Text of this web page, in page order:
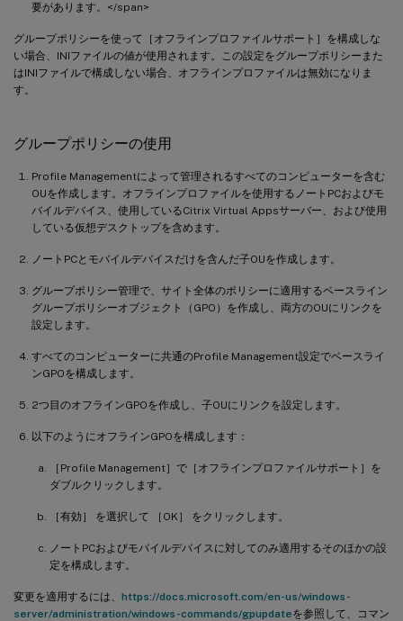
要があります。</span>
グループポリシーを使って［オフラインプロファイルサポート］を構成しな
い場合、INIファイルの値が使用されます。この設定をグループポリシーまた
はINIファイルで構成しない場合、オフラインプロファイルは無効になりま
す。
グループポリシーの使用
Profile Managementによって管理されるすべてのコンピューターを含む
OUを作成します。オフラインプロファイルを使用するノートPCおよびモ
バイルデバイス、使用しているCitrix Virtual Appsサーバー、および使用
している仮想デスクトップを含めます。
ノートPCとモバイルデバイスだけを含んだ子OUを作成します。
グループポリシー管理で、サイト全体のポリシーに適用するベースライン
グループポリシーオブジェクト（GPO）を作成し、両方のOUにリンクを
設定します。
すべてのコンピューターに共通のProfile Management設定でベースライ
ンGPOを構成します。
2つ目のオフラインGPOを作成し、子OUにリンクを設定します。
以下のようにオフラインGPOを構成します：
［Profile Management］で［オフラインプロファイルサポート］を
ダブルクリックします。
［有効］ を選択して ［OK］ をクリックします。
ノートPCおよびモバイルデバイスに対してのみ適用するそのほかの設
定を構成します。
変更を適用するには、 https://docs.microsoft.com/en-us/windows-
server/administration/windows-commands/gpupdateを参照して、コマン